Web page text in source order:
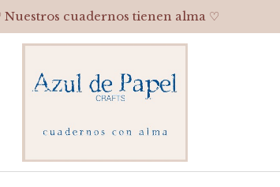
Nuestros cuadernos tienen alma ♡